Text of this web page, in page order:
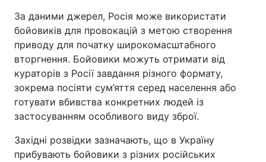
За даними джерел, Росія може використати
бойовиків для провокацій з метою створення
приводу для початку широкомасштабного
вторгнення. Бойовики можуть отримати від
кураторів з Росії завдання різного формату,
зокрема посіяти сум’яття серед населення або
готувати вбивства конкретних людей із
застосуванням особливого виду зброї.
Західні розвідки зазначають, що в Україну
прибувають бойовики з різних російських